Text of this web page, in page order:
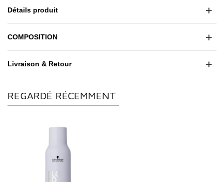
Détails produit
COMPOSITION
Livraison & Retour
REGARDÉ RÉCEMMENT